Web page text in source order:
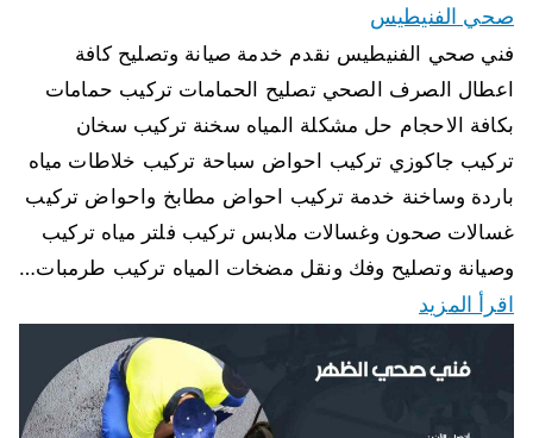
صحي الفنيطيس
فني صحي الفنيطيس نقدم خدمة صيانة وتصليح كافة
اعطال الصرف الصحي تصليح الحمامات تركيب حمامات
بكافة الاحجام حل مشكلة المياه سخنة تركيب سخان
تركيب جاكوزي تركيب احواض سباحة تركيب خلاطات مياه
باردة وساخنة خدمة تركيب احواض مطابخ واحواض تركيب
غسالات صحون وغسالات ملابس تركيب فلتر مياه تركيب
وصيانة وتصليح وفك ونقل مضخات المياه تركيب طرمبات…
اقرأ المزيد